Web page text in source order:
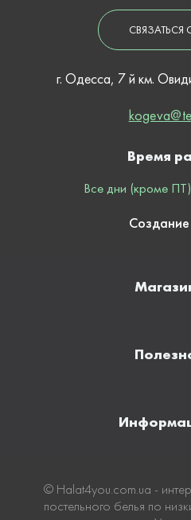
г. Одесса, 7 й км.
Время
Все дни (кроме
© Нalat4you.com.ua -
постельного белья по